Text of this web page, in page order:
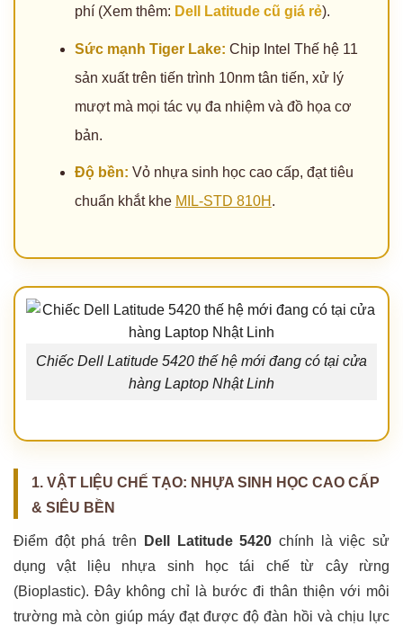
phí (Xem thêm: Dell Latitude cũ giá rẻ).
Sức mạnh Tiger Lake: Chip Intel Thế hệ 11
sản xuất trên tiến trình 10nm tân tiến, xử lý
mượt mà mọi tác vụ đa nhiệm và đồ họa cơ
bản.
Độ bền: Vỏ nhựa sinh học cao cấp, đạt tiêu
chuẩn khắt khe MIL-STD 810H .
Chiếc Dell Latitude 5420 thế hệ mới đang có tại cửa
hàng Laptop Nhật Linh
1. VẬT LIỆU CHẾ TẠO: NHỰA SINH HỌC CAO CẤP
& SIÊU BỀN
Điểm đột phá trên Dell Latitude 5420 chính là việc sử
dụng vật liệu nhựa sinh học tái chế từ cây rừng
(Bioplastic). Đây không chỉ là bước đi thân thiện với môi
trường mà còn giúp máy đạt được độ đàn hồi và chịu lực